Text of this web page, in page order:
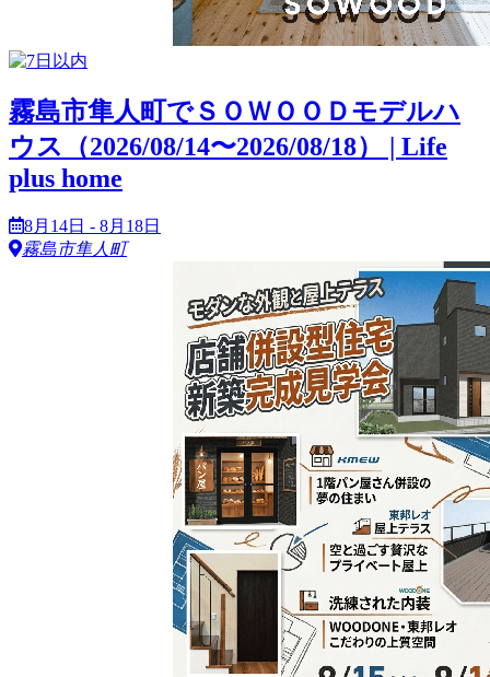
霧島市隼人町でＳＯＷＯＯＤモデルハ
ウス（2026/08/14〜2026/08/18） | Life
plus home
8月14日 - 8月18日
霧島市隼人町